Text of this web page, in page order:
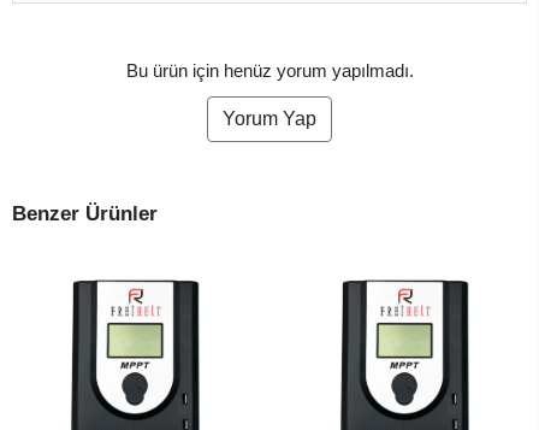
Bu ürün için henüz yorum yapılmadı.
Yorum Yap
Benzer Ürünler